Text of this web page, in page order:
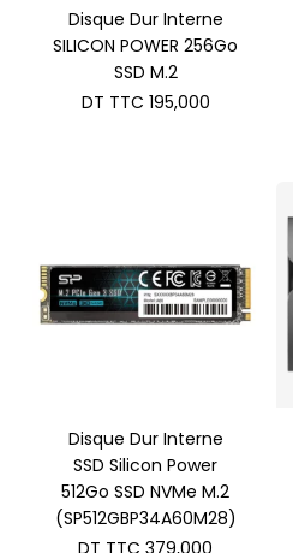
Disque Dur Interne
SILICON POWER 256Go
SSD M.2
DT TTC 195,000
Disque Dur Interne
SSD Silicon Power
512Go SSD NVMe M.2
(SP512GBP34A60M28)